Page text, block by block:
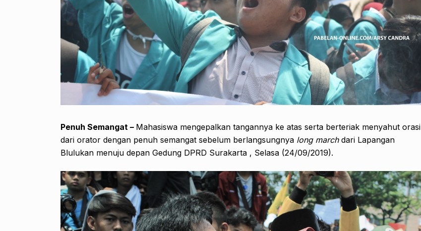
Penuh Semangat – Mahasiswa mengepalkan tangannya ke atas serta berteriak menyahut orasi
dari orator dengan penuh semangat sebelum berlangsungnya long march dari Lapangan
Blulukan menuju depan Gedung DPRD Surakarta , Selasa (24/09/2019).